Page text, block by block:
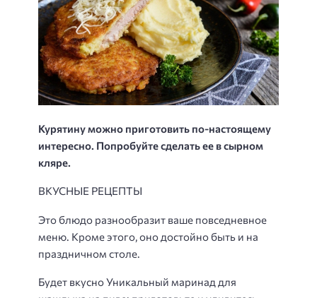
Курятину можно приготовить по-настоящему
интересно. Попробуйте сделать ее в сырном
кляре.
ВКУСНЫЕ РЕЦЕПТЫ
Это блюдо разнообразит ваше повседневное
меню. Кроме этого, оно достойно быть и на
праздничном столе.
Будет вкусно Уникальный маринад для